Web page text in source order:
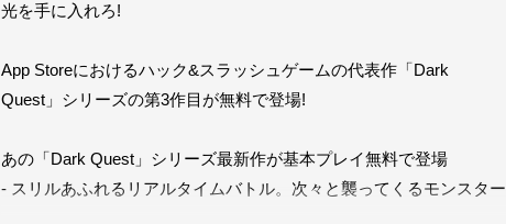
光を手に入れろ!
App Storeにおけるハック&スラッシュゲームの代表作「Dark
Quest」シリーズの第3作目が無料で登場!
あの「Dark Quest」シリーズ最新作が基本プレイ無料で登場
- スリルあふれるリアルタイムバトル。次々と襲ってくるモンスター